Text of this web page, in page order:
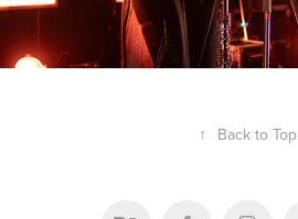
↑ Back to Top